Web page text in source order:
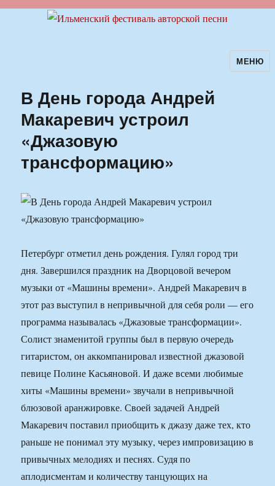
Ильменский фестиваль авторскойМЕНЮ
В День города Андрей
Макаревич устроил
«Джазовую
трансформацию»
Петербург отметил день рождения. Гулял город три
дня. Завершился праздник на Дворцовой вечером
музыки от «Машины времени». Андрей Макаревич в
этот раз выступил в непривычной для себя роли — его
программа называлась «Джазовые трансформации».
Солист знаменитой группы был в первую очередь
гитаристом, он аккомпанировал известной джазовой
певице Полине Касьяновой. И даже всеми любимые
хиты «Машины времени» звучали в непривычной
блюзовой аранжировке. Своей задачей Андрей
Макаревич поставил приобщить к джазу даже тех, кто
раньше не понимал эту музыку, через импровизацию в
привычных мелодиях и песнях. Судя по
аплодисментам и количеству танцующих на